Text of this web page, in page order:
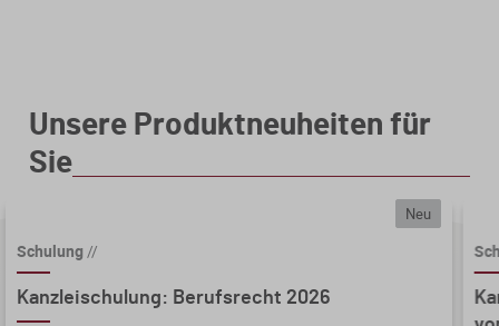
Unsere Produktneuheiten für
Sie
Neu
Schulung //
Kanzleischulung: Berufsrecht 2026